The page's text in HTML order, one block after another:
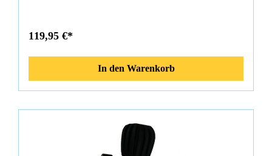
119,95 €*
In den Warenkorb